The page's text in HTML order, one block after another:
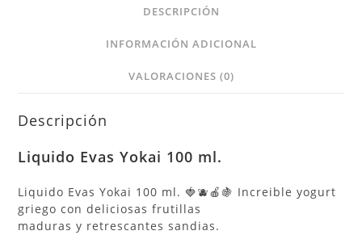
DESCRIPCIÓN
INFORMACIÓN ADICIONAL
VALORACIONES (0)
Descripción
Liquido Evas Yokai 100 ml.
Liquido Evas Yokai 100 ml. 🍓🫐🍎🍇 Increible yogurt
griego con deliciosas frutillas
maduras y retrescantes sandias.